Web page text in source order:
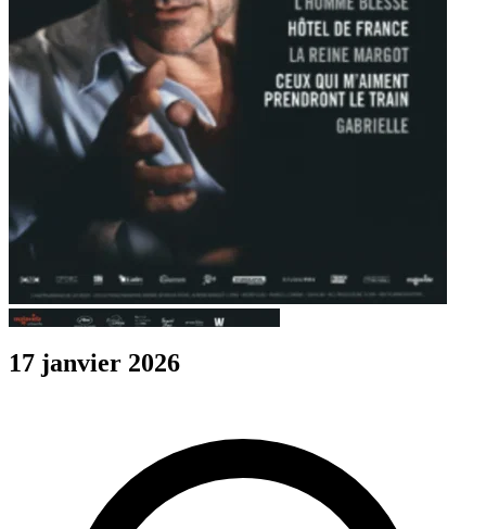
17 janvier 2026